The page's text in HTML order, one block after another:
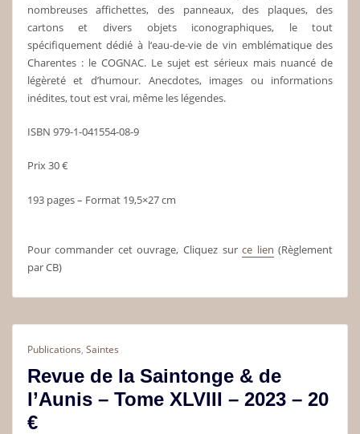
nombreuses affichettes, des panneaux, des plaques, des
cartons et divers objets iconographiques, le tout
spécifiquement dédié à l‘eau-de-vie de vin emblématique des
Charentes : le COGNAC. Le sujet est sérieux mais nuancé de
légèreté et d’humour. Anecdotes, images ou informations
inédites, tout est vrai, même les légendes.
ISBN 979-1-041554-08-9
Prix 30 €
193 pages – Format 19,5×27 cm
Pour commander cet ouvrage, Cliquez surce lien (Règlement
par CB)
Publications, Saintes
Revue de la Saintonge & de
l’Aunis – Tome XLVIII – 2023 – 20
€